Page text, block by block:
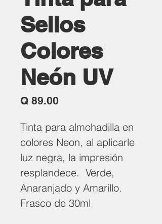
Sellos
Colores
Neón UV
Q 89.00
Tinta para almohadilla en
colores Neon, al aplicarle
luz negra, la impresión
resplandece. Verde,
Anaranjado y Amarillo.
Frasco de 30ml